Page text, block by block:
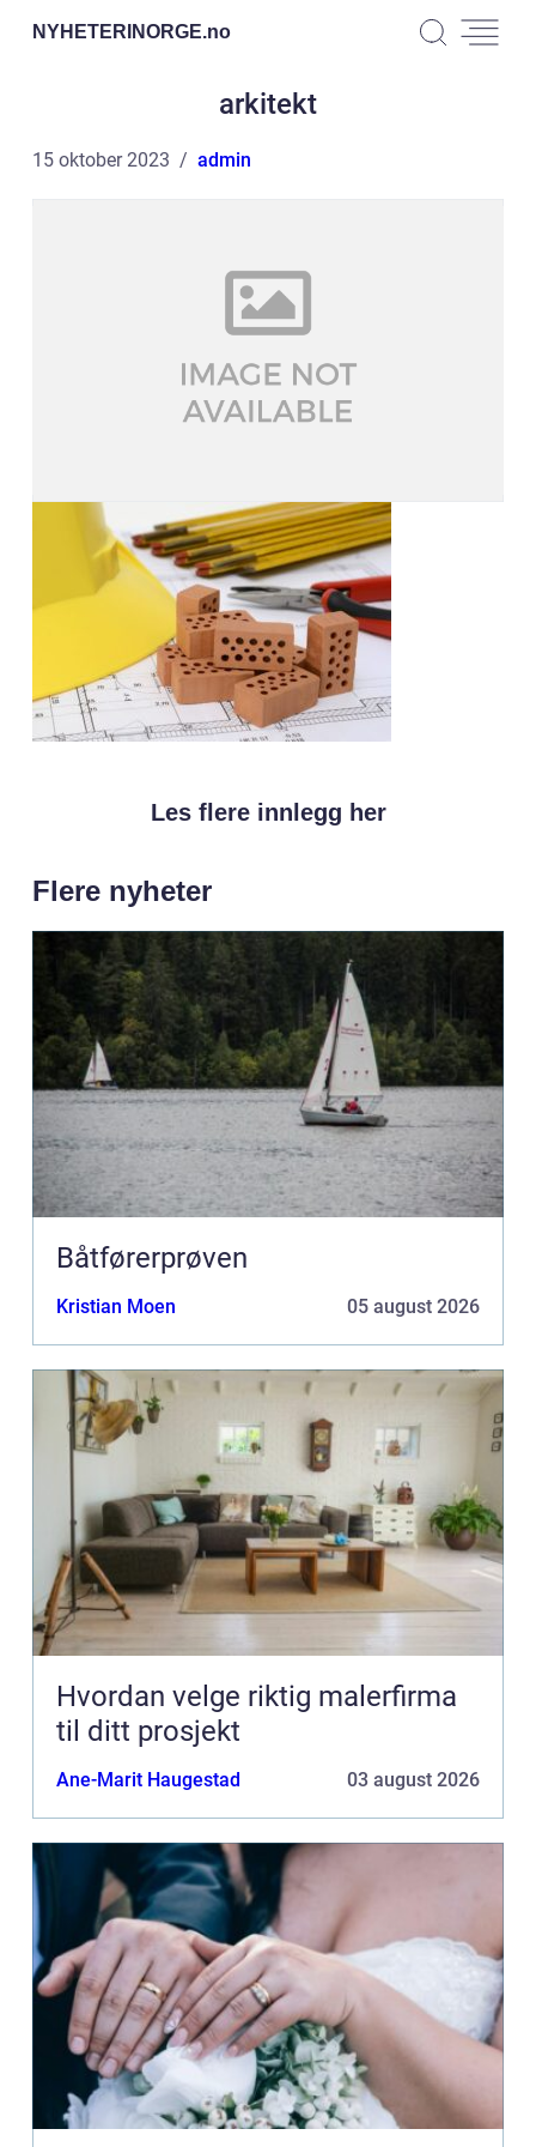
NYHETERINORGE.no
arkitekt
15 oktober 2023 admin
Les flere innlegg her
Flere nyheter
Båtførerprøven
Kristian Moen 05 august 2026
Hvordan velge riktig malerfirma
til ditt prosjekt
Ane-Marit Haugestad 03 august 2026